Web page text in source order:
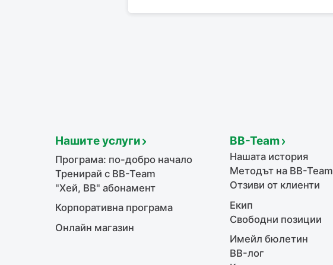
Нашите услуги
Програма: по-добро начало
Тренирай с BB-Team
"Хей, ВВ" абонамент
Корпоративна програма
Онлайн магазин
BB-Team
Нашата история
Методът на BB-Team
Отзиви от клиенти
Екип
Свободни позиции
Имейл бюлетин
BB-лог